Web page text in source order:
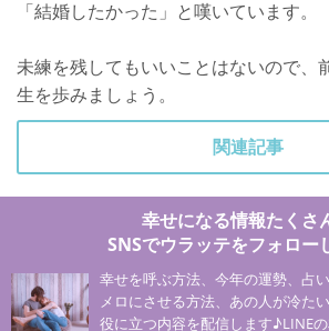
「結婚したかった」と嘆いています。
未練を残してもいいことはないので、
生を歩みましょう。
関連記事
幸せになる情報たくさ
SNSでウラッテをフォロー
幸せを呼ぶ方法、今年の運勢、占
メロにさせる方法、あの人が冷た
役に立つ内容を配信します♪LINE